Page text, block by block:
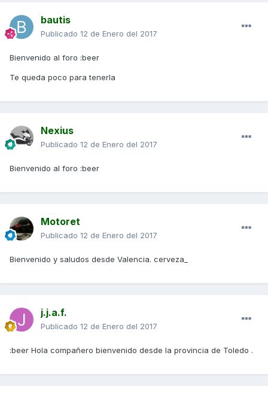
bautis
Publicado 12 de Enero del 2017
Bienvenido al foro :beer
Te queda poco para tenerla
Nexius
Publicado 12 de Enero del 2017
Bienvenido al foro :beer
Motoret
Publicado 12 de Enero del 2017
Bienvenido y saludos desde Valencia. cerveza_
j.j.a.f.
Publicado 12 de Enero del 2017
:beer Hola compañero bienvenido desde la provincia de Toledo .